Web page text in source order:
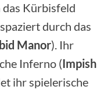
Kürbisfeld
durch das
Manor). Ihr
Inferno (Impish
ihr spielerische